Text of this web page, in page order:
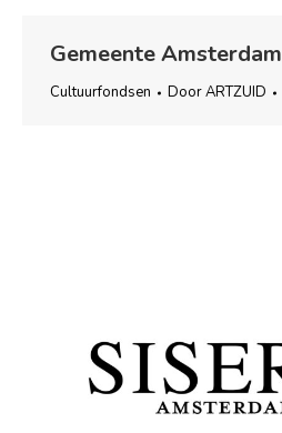
Gemeente Amsterdam
Cultuurfondsen DoorARTZUID